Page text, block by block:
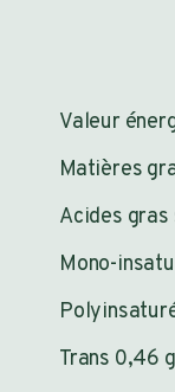
Valeur
Matières
Acides gras
Mono-
Trans 0,46 g